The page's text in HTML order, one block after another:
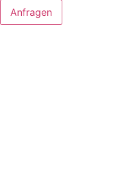
Anfragen